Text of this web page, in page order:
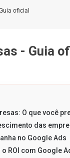
oficial
- Guia
O que você
das
no Google Ads
ROI com Google